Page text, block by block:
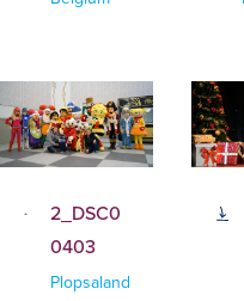
2_DSC0
0403
Plopsaland